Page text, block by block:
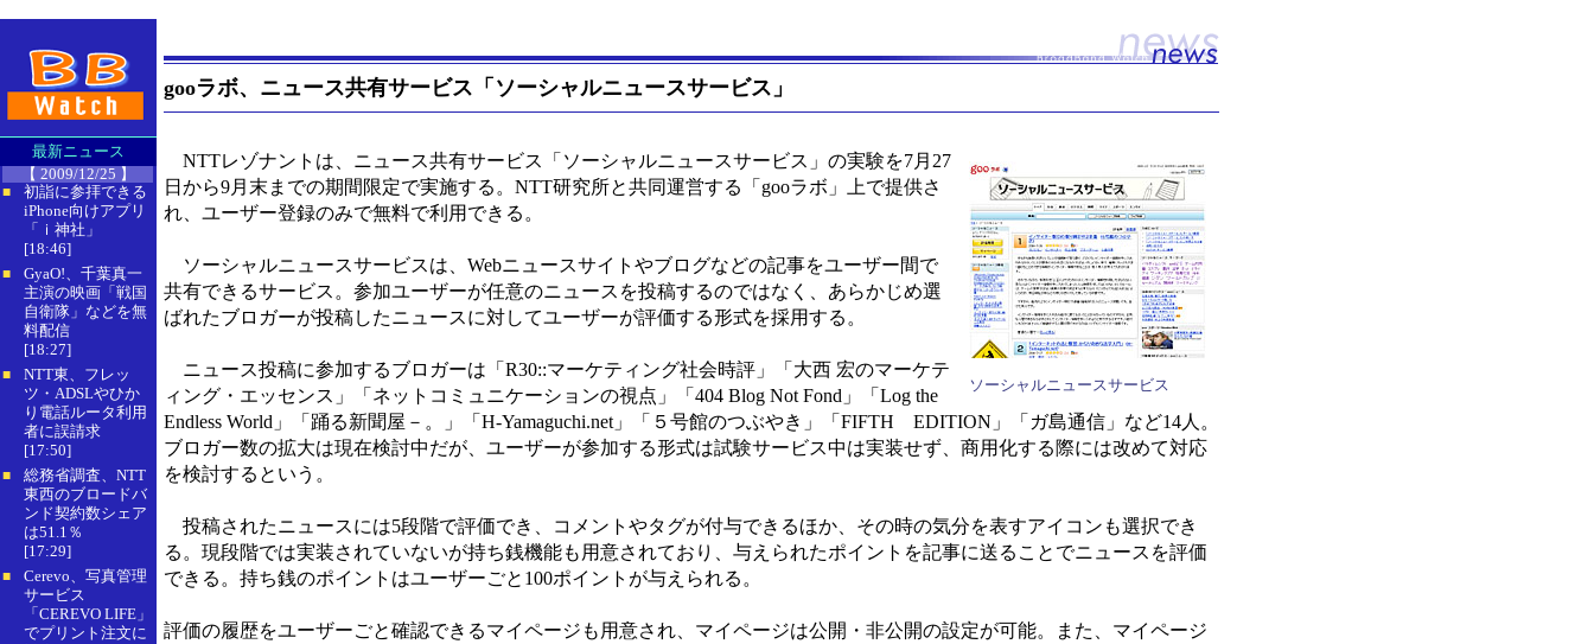
最新ニュース
【 2009/12/25 】
■
初詣に参拝できる
iPhone向けアプリ
「ｉ神社」
[18:46]
■
GyaO!、千葉真一
主演の映画「戦国
自衛隊」などを無
料配信
[18:27]
■
NTT東、フレッ
ツ・ADSLやひか
り電話ルータ利用
者に誤請求
[17:50]
■
総務省調査、NTT
東西のブロードバ
ンド契約数シェア
は51.1％
[17:29]
■
Cerevo、写真管理
サービス
「CEREVO LIFE」
でプリント注文に
gooラボ、ニュース共有サービス「ソーシャルニュースサービス」
ソーシャルニュースサービス
NTTレゾナントは、ニュース共有サービス「ソーシャルニュースサービス」の実験を7月27
日から9月末までの期間限定で実施する。NTT研究所と共同運営する「gooラボ」上で提供さ
れ、ユーザー登録のみで無料で利用できる。
ソーシャルニュースサービスは、Webニュースサイトやブログなどの記事をユーザー間で
共有できるサービス。参加ユーザーが任意のニュースを投稿するのではなく、あらかじめ選
ばれたブロガーが投稿したニュースに対してユーザーが評価する形式を採用する。
ニュース投稿に参加するブロガーは「R30::マーケティング社会時評」「大西 宏のマーケテ
ィング・エッセンス」「ネットコミュニケーションの視点」「404 Blog Not Fond」「Log the
Endless World」「踊る新聞屋－。」「H-Yamaguchi.net」「５号館のつぶやき」「FIFTH EDITION」「ガ島通信」など14人。
ブロガー数の拡大は現在検討中だが、ユーザーが参加する形式は試験サービス中は実装せず、商用化する際には改めて対応
を検討するという。
投稿されたニュースには5段階で評価でき、コメントやタグが付与できるほか、その時の気分を表すアイコンも選択でき
る。現段階では実装されていないが持ち銭機能も用意されており、与えられたポイントを記事に送ることでニュースを評価
できる。持ち銭のポイントはユーザーごと100ポイントが与えられる。
評価の履歴をユーザーごと確認できるマイページも用意され、マイページは公開・非公開の設定が可能。また、マイページ